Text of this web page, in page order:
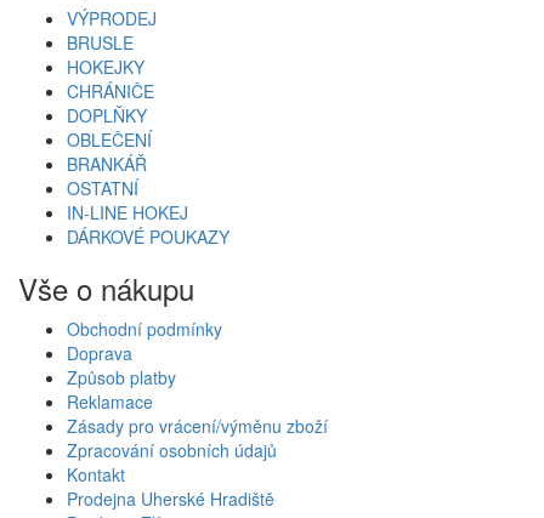
VÝPRODEJ
BRUSLE
HOKEJKY
CHRÁNIČE
DOPLŇKY
OBLEČENÍ
BRANKÁŘ
OSTATNÍ
IN-LINE HOKEJ
DÁRKOVÉ POUKAZY
Vše o nákupu
Obchodní podmínky
Doprava
Způsob platby
Reklamace
Zásady pro vrácení/výměnu zboží
Zpracování osobních údajů
Kontakt
Prodejna Uherské Hradiště